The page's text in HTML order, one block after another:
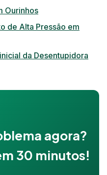
Ourinhos
de Alta Pressão em
da Desentupidora
agora?
30 minutos!